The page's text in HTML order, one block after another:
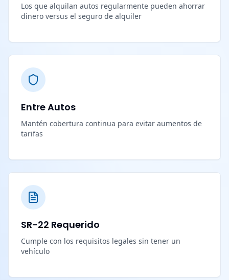
Los que alquilan autos regularmente pueden ahorrar
dinero versus el seguro de alquiler
Entre Autos
Mantén cobertura continua para evitar aumentos de
tarifas
SR-22 Requerido
Cumple con los requisitos legales sin tener un
vehículo